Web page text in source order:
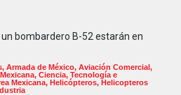
un bombardero B-52 estarán en
, Armada de México, Aviación Comercial,
, Ciencia, Tecnología e
Mexicana, Helicópteros, Helicopteros